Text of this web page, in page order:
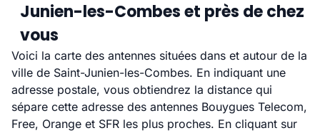
Junien-les-Combes et près de chez
vous
Voici la carte des antennes situées dans et autour de la
ville de Saint-Junien-les-Combes. En indiquant une
adresse postale, vous obtiendrez la distance qui
sépare cette adresse des antennes Bouygues Telecom,
Free, Orange et SFR les plus proches. En cliquant sur